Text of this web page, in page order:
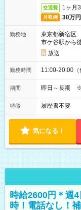
交通費 1ヶ月
月収例 30万
勤務地
東京都新宿区
市ケ谷駅から
放送
勤務時間 11:00-20:00（
期間 即日～長期 ※
特徴 履歴書不要
気になる！
時給2600円＊週
時！電話なし！